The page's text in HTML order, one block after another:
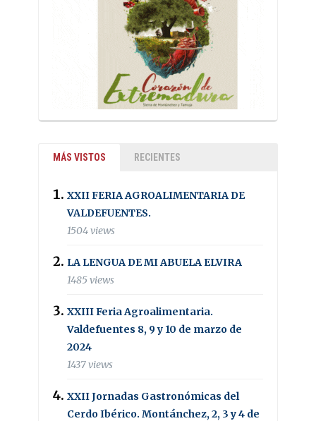
MÁS VISTOS RECIENTES
XXII FERIA AGROALIMENTARIA DE
VALDEFUENTES.
1504 views
LA LENGUA DE MI ABUELA ELVIRA
1485 views
XXIII Feria Agroalimentaria.
Valdefuentes 8, 9 y 10 de marzo de
2024
1437 views
XXII Jornadas Gastronómicas del
Cerdo Ibérico. Montánchez, 2, 3 y 4 de